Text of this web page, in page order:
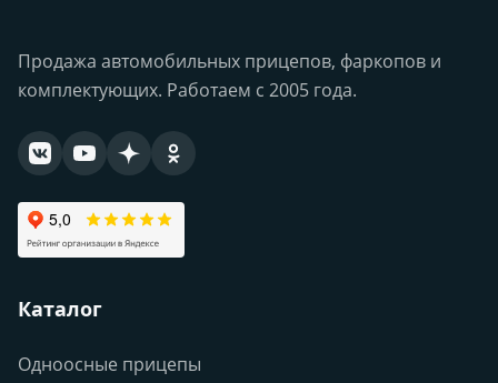
Продажа автомобильных прицепов, фаркопов и
комплектующих. Работаем с 2005 года.
Каталог
Одноосные прицепы